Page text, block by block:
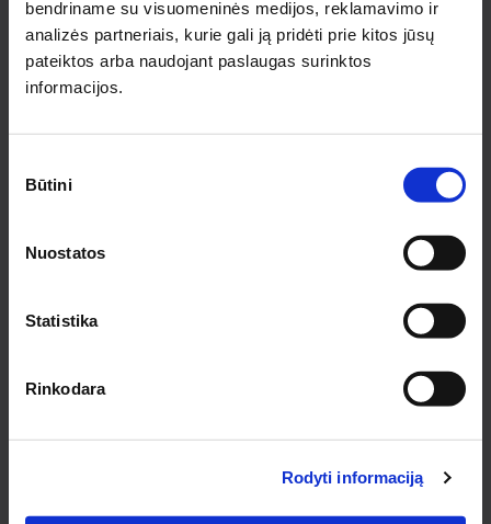
bendriname su visuomeninės medijos, reklamavimo ir
analizės partneriais, kurie gali ją pridėti prie kitos jūsų
pateiktos arba naudojant paslaugas surinktos
informacijos.
pasirinkimas
Būtini
Nuostatos
Statistika
Rinkodara
Rodyti informaciją
INFORMACIJA PIRKĖJAMS
VI 9:00 - 14:00
VII nedirbame